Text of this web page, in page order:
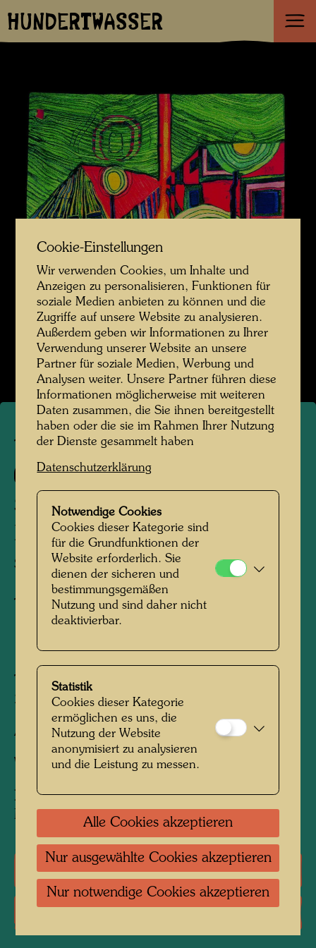
HUNDERTWASSER
TAP 50
744 A
STREET DOWN FROM
MOIST SKY
STRASSE VOM NASSEN HIMMEL
Tapisserie
1980
Tlaquepaque, Mexico, November 1980
2540 mm x 2720 mm
Aus Wolle gewebt mit 4 Kettfäden / cm
Weber:Rafael Morquecho
Nach Werk744 STREET DOWN FROM
MOIST SKY, 1975
Einzelausstellungen
Cookie-Einstellungen
Wir verwenden Cookies, um Inhalte und
Anzeigen zu personalisieren, Funktionen für
soziale Medien anbieten zu können und die
Zugriffe auf unsere Website zu analysieren.
Außerdem geben wir Informationen zu Ihrer
Verwendung unserer Website an unsere
Partner für soziale Medien, Werbung und
Analysen weiter. Unsere Partner führen diese
Informationen möglicherweise mit weiteren
Daten zusammen, die Sie ihnen bereitgestellt
haben oder die sie im Rahmen Ihrer Nutzung
der Dienste gesammelt haben
Datenschutzerklärung
Notwendige Cookies
Cookies dieser Kategorie sind
für die Grundfunktionen der
Website erforderlich. Sie
dienen der sicheren und
bestimmungsgemäßen
Nutzung und sind daher nicht
deaktivierbar.
Statistik
Cookies dieser Kategorie
ermöglichen es uns, die
Nutzung der Website
anonymisiert zu analysieren
und die Leistung zu messen.
Alle Cookies akzeptieren
Nur ausgewählte Cookies akzeptieren
Nur notwendige Cookies akzeptieren